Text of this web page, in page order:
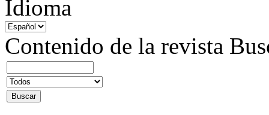
Idioma
Contenido de la revista